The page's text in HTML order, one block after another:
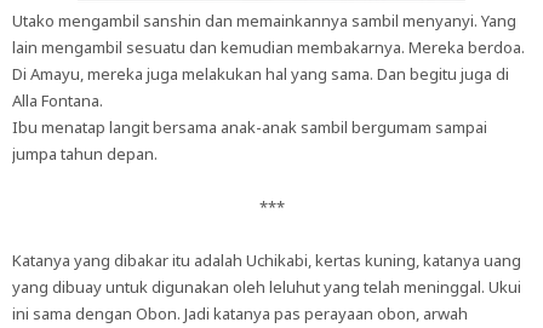
Utako mengambil sanshin dan memainkannya sambil menyanyi. Yang
lain mengambil sesuatu dan kemudian membakarnya. Mereka berdoa.
Di Amayu, mereka juga melakukan hal yang sama. Dan begitu juga di
Alla Fontana.
Ibu menatap langit bersama anak-anak sambil bergumam sampai
jumpa tahun depan.
***
Katanya yang dibakar itu adalah Uchikabi, kertas kuning, katanya uang
yang dibuay untuk digunakan oleh leluhut yang telah meninggal. Ukui
ini sama dengan Obon. Jadi katanya pas perayaan obon, arwah